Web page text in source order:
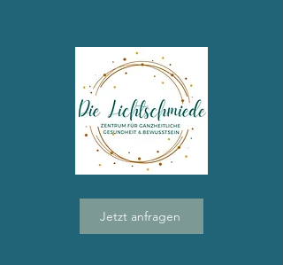
Jetzt anfragen